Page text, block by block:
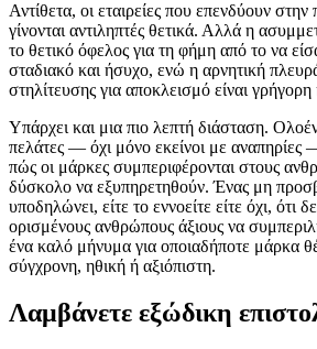
Αντίθετα, οι εταιρείες που επενδύουν
γίνονται αντιληπτές θετικά. Αλλά η
το θετικό όφελος για τη φήμη από το να
σταδιακό και ήσυχο, ενώ η αρνητική
στηλίτευσης για αποκλεισμό είναι
Υπάρχει και μια πιο λεπτή διάσταση.
πελάτες — όχι μόνο εκείνοι με
πώς οι μάρκες συμπεριφέρονται στους
δύσκολο να εξυπηρετηθούν. Ένας μη
υποδηλώνει, είτε το εννοείτε είτε όχι, ότι
ορισμένους ανθρώπους άξιους να
ένα καλό μήνυμα για οποιαδήποτε μάρκα
σύγχρονη, ηθική ή αξιόπιστη.
Λαμβάνετε εξώδικη